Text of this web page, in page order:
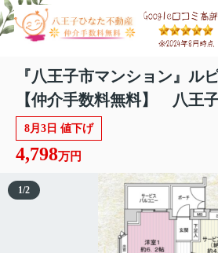
『八王子市マンション』ル
【仲介手数料無料】 八王
8月3日 値下げ
4,798万円
1/2